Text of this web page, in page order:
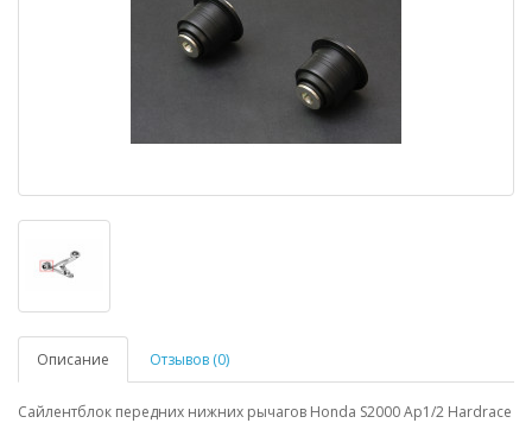
Описание Отзывов (0)
Сайлентблок передних нижних рычагов Honda S2000 Ap1/2 Hardrace